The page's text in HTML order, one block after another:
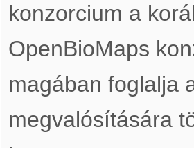
konzorcium a
OpenBioMaps
magában foglalja
megvalósítására